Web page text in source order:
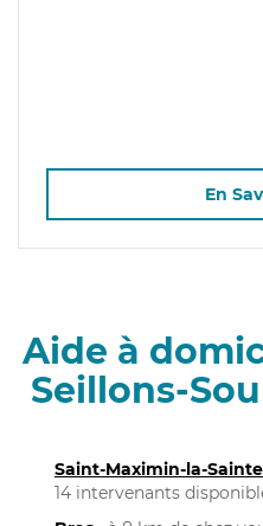
En
Aide à
Seillons-
Saint-Maximin-la-
14 intervenants